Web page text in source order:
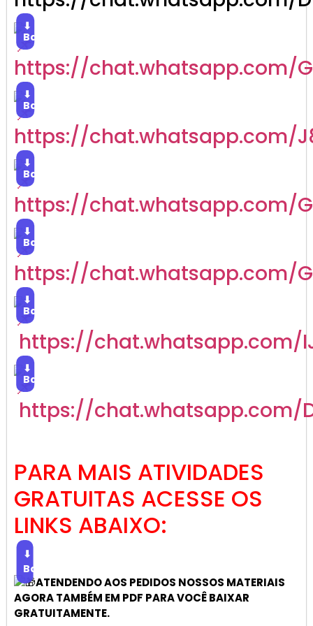
⬇
Baixar
https://chat.whatsapp.com/
⬇
Baixar
https://chat.whatsapp.com/
⬇
Baixar
https://chat.whatsapp.com/
⬇
Baixar
https://chat.whatsapp.com/
⬇
Baixar
https://chat.whatsapp.com/
⬇
Baixar
https://chat.whatsapp.com/
PARA MAIS ATIVIDADES
GRATUITAS ACESSE OS
LINKS ABAIXO:
⬇
Baixar
ATENDENDO AOS PEDIDOS NOSSOS MATERIAIS
AGORA TAMBÉM EM PDF PARA VOCÊ BAIXAR
GRATUITAMENTE.